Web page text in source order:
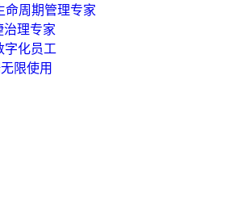
命周期管理专家
理专家
化员工
限使用